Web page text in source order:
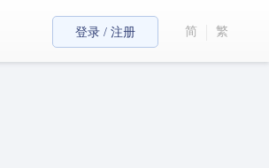
登录 / 注册 简 繁